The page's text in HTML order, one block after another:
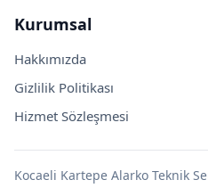
Kurumsal
Hakkımızda
Gizlilik Politikası
Hizmet Sözleşmesi
Kocaeli Kartepe Alarko Teknik